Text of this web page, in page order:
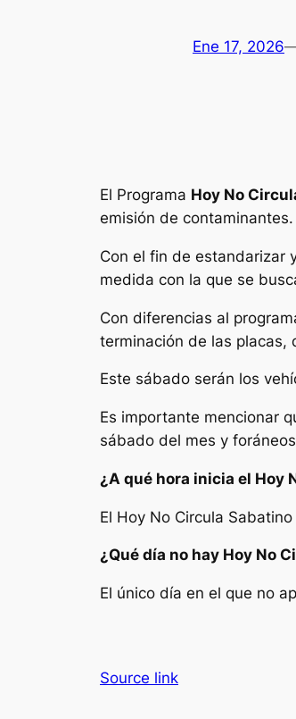
Ene 17, 2026
El Programa Hoy No
emisión de contaminantes.
Con el fin de estandarizar
medida con la que se
Con diferencias al
terminación de las
Este sábado serán los
Es importante mencionar
sábado del mes y
¿A qué hora inicia el Hoy
El Hoy No Circula
¿Qué día no hay Hoy No
El único día en el que no
Source link